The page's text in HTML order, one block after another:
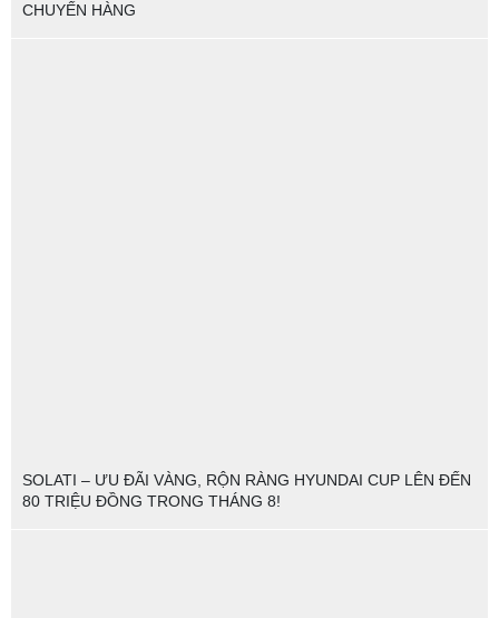
CHUYẾN HÀNG
SOLATI – ƯU ĐÃI VÀNG, RỘN RÀNG HYUNDAI CUP LÊN ĐẾN
80 TRIỆU ĐỒNG TRONG THÁNG 8!